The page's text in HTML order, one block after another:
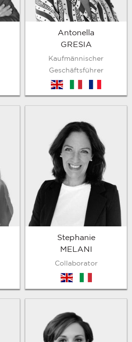
Antonella
GRESIA
Kaufmännischer
Geschäftsführer
en
Stephanie
MELANI
Collaborator
en